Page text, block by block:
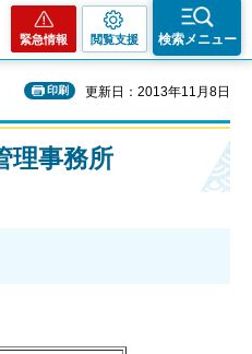
緊急情報 閲覧支援 検索メニュー
印刷 更新日：2013年11月8日
理事務所